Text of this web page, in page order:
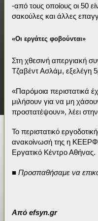
-από τους οποίους οι 50
σακούλες και άλλες
«Οι εργάτες φοβούνται»
Στη χθεσινή απεργιακή
Τζαβέντ Ασλάμ, εξελέγη
«Παρόμοια περιστατικά
μιλήσουν για να μη
προστατέψουν», λέει
Το περιστατικό
ανακοίνωσή της η
Εργατικό Κέντρο Αθήνας.
■ Προσπαθήσαμε να
Από efsyn.gr